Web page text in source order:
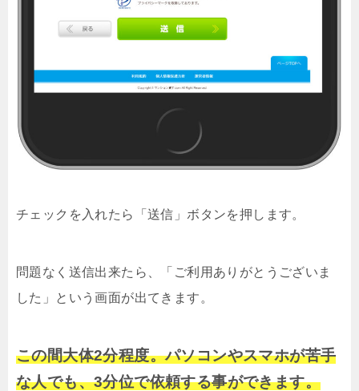
チェックを入れたら「送信」ボタンを押します。
問題なく送信出来たら、「ご利用ありがとうございま
した」という画面が出てきます。
この間大体2分程度。パソコンやスマホが苦手
な人でも、3分位で依頼する事ができます。